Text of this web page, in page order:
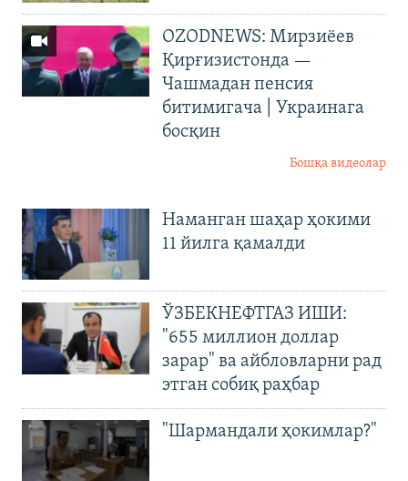
OZODNEWS: Мирзиёев
Қирғизистонда —
Чашмадан пенсия
битимигача | Украинага
босқин
Бошқа видеолар
Наманган шаҳар ҳокими
11 йилга қамалди
ЎЗБЕКНЕФТГАЗ ИШИ:
"655 миллион доллар
зарар" ва айбловларни рад
этган собиқ раҳбар
"Шармандали ҳокимлар?"